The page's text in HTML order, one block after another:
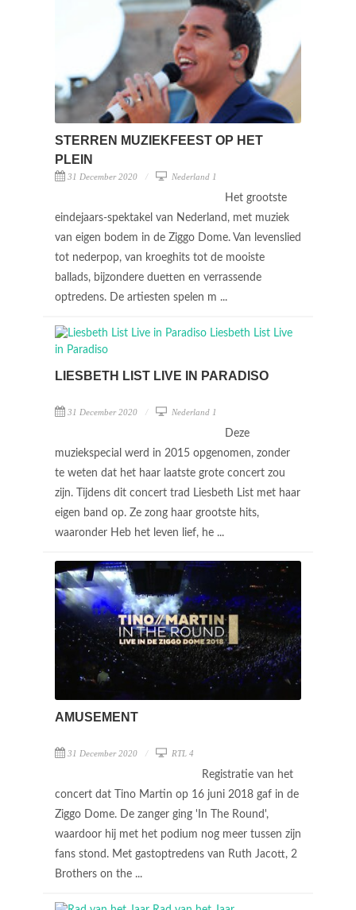
STERREN MUZIEKFEEST OP HET
PLEIN
31 December 2020 Nederland 1
Het grootste
eindejaars-spektakel van Nederland, met muziek
van eigen bodem in de Ziggo Dome. Van levenslied
tot nederpop, van kroeghits tot de mooiste
ballads, bijzondere duetten en verrassende
optredens. De artiesten spelen m ...
LIESBETH LIST LIVE IN PARADISO
31 December 2020 Nederland 1
Deze
muziekspecial werd in 2015 opgenomen, zonder
te weten dat het haar laatste grote concert zou
zijn. Tijdens dit concert trad Liesbeth List met haar
eigen band op. Ze zong haar grootste hits,
waaronder Heb het leven lief, he ...
AMUSEMENT
31 December 2020 RTL 4
Registratie van het
concert dat Tino Martin op 16 juni 2018 gaf in de
Ziggo Dome. De zanger ging 'In The Round',
waardoor hij met het podium nog meer tussen zijn
fans stond. Met gastoptredens van Ruth Jacott, 2
Brothers on the ...